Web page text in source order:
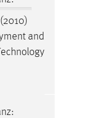
(2010)
and